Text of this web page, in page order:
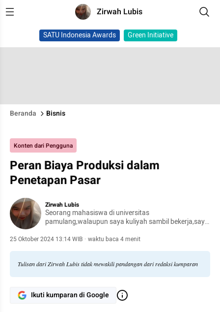
Zirwah Lubis
SATU Indonesia Awards Green Initiative
Beranda Bisnis
Konten dari Pengguna
Peran Biaya Produksi dalam
Penetapan Pasar
Zirwah Lubis
Seorang mahasiswa di universitas
pamulang,walaupun saya kuliyah sambil bekerja,saya
menyesuaikan pekerjaan dan tugas kuliyah,dengan
25 Oktober 2024 13:14 WIB · waktu baca 4 menit
Tulisan dari Zirwah Lubis tidak mewakili pandangan dari redaksi kumparan
Ikuti kumparan di Google